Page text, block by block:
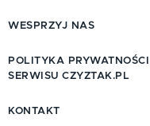
WESPRZYJ NAS
POLITYKA PRYWATNOŚCI
SERWISU CZYZTAK.PL
KONTAKT